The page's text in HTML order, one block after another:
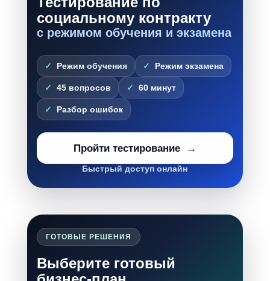
социальному контракту
с режимом обучения и экзамена
Режим обучения Режим экзамена
45 вопросов 60 минут
Разбор ошибок
Пройти тестирование
Быстрый доступ онлайн
ГОТОВЫЕ РЕШЕНИЯ
Выберите готовый